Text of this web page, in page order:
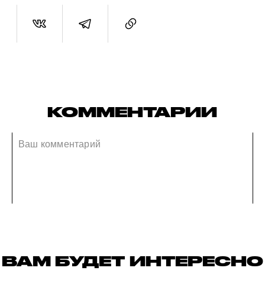
КОММЕНТАРИИ
ВАМ БУДЕТ ИНТЕРЕСНО